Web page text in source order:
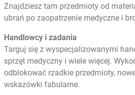
Znajdziesz tam przedmioty od
ubrań po zaopatrzenie medyczne i
Handlowcy i zadania
Targuj się z wyspecjalizowanymi
sprzęt medyczny i wiele więcej.
odblokować rzadkie przedmioty,
wskazówki fabularne.